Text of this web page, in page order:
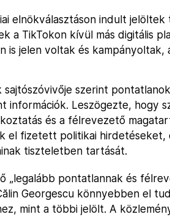
elnökválasztáson indult
a TikTokon kívül más digitális
is jelen voltak és kampányoltak,
sajtószóvivője szerint
információk. Leszögezte, hogy
és a félrevezető
el fizetett politikai
tiszteletben tartását.
„legalább pontatlannak és
Georgescu könnyebben el
mint a többi jelölt. A